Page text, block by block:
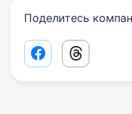
Поделитесь
Facebook share
Threads